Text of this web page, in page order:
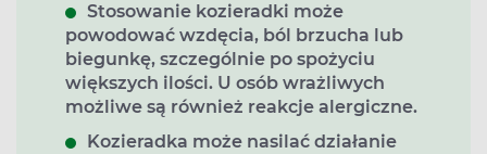
Stosowanie kozieradki może
powodować wzdęcia, ból brzucha lub
biegunkę, szczególnie po spożyciu
większych ilości. U osób wrażliwych
możliwe są również reakcje alergiczne.
Kozieradka może nasilać działanie